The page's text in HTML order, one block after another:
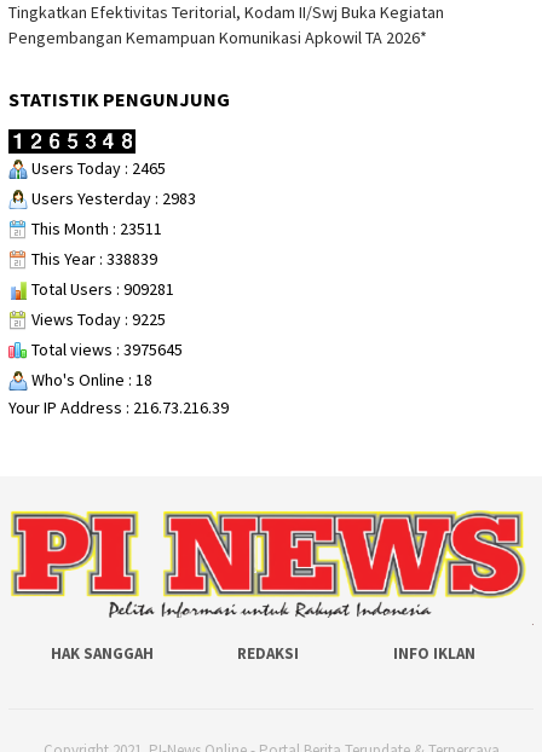
Tingkatkan Efektivitas Teritorial, Kodam II/Swj Buka Kegiatan
Pengembangan Kemampuan Komunikasi Apkowil TA 2026*
STATISTIK PENGUNJUNG
Users Today : 2465
Users Yesterday : 2983
This Month : 23511
This Year : 338839
Total Users : 909281
Views Today : 9225
Total views : 3975645
Who's Online : 18
Your IP Address : 216.73.216.39
HAK SANGGAH REDAKSI INFO IKLAN